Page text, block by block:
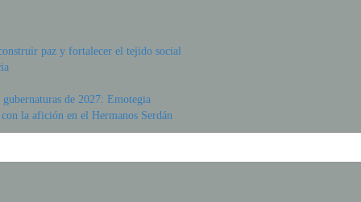
paz y fortalecer el tejido social
de 2027: Emotegia
la afición en el Hermanos Serdán